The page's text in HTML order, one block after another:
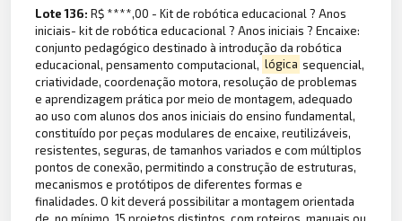
Lote 136:R$ ****,00 - Kit de robótica educacional ? Anos
iniciais- kit de robótica educacional ? Anos iniciais ? Encaixe:
conjunto pedagógico destinado à introdução da robótica
educacional, pensamento computacional, lógica sequencial,
criatividade, coordenação motora, resolução de problemas
e aprendizagem prática por meio de montagem, adequado
ao uso com alunos dos anos iniciais do ensino fundamental,
constituído por peças modulares de encaixe, reutilizáveis,
resistentes, seguras, de tamanhos variados e com múltiplos
pontos de conexão, permitindo a construção de estruturas,
mecanismos e protótipos de diferentes formas e
finalidades. O kit deverá possibilitar a montagem orientada